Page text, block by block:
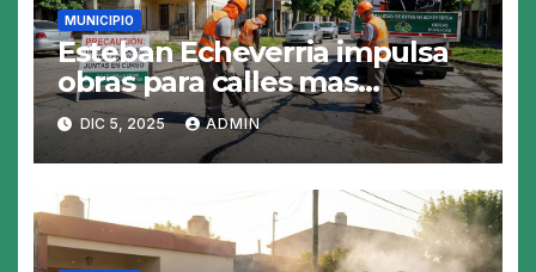
MUNICIPIO
Esteban Echeverria impulsa
obras para calles mas
resistentes y seguras
DIC 5, 2025 ADMIN